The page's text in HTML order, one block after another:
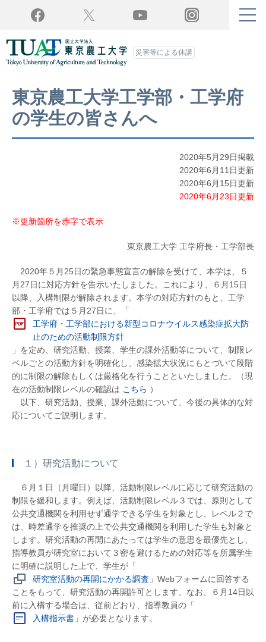
Facebook YouTube Instagram
災害等による休講
東京農工大学工学部・工学府
の学生の皆さんへ
2020年5月29日掲載
2020年6月11日更新
2020年6月15日更新
2020年6月23日更新
※更新箇所を赤字で表示
東京農工大学 工学府長・工学部長
2020年５月25日の緊急事態宣言の解除を受けて、本学は、５
月27日に対応方針を告示いたしました。これにより、６月15日
以降、入構制限が解除されます。本学の対応方針のもと、工学
部・工学府では５月27日に、「
工学府・工学部における新型コロナウイルス感染症拡大防
止のための活動制限方針
」を定め、研究活動、授業、学生の課外活動等について、制限レ
ベルごとの活動方針を明確化し、感染拡大状況にもとづいて段階
的に制限の解除もしくは厳格化を行うことといたしました。（現
在の活動制限レベルの確認は こちら ）
以下、研究活動、授業、課外活動について、今後の具体的な対
応についてご説明します。
１）研究活動について
６月１日（月曜日）以降、活動制限レベルに応じて研究活動の
制限を緩和します。例えば、活動制限レベル３では、原則として
公共交通機関を利用せず通学できる学生を対象とし、レベル２で
は、時差通学を推奨の上で公共交通機関を利用した学生も対象と
します。研究活動の再開にあたっては学生の意思を最優先とし、
指導教員が研究室において３密を避けるための対応等を所属学生
に明確に説明した上で、学生が「
研究室活動の再開にかかる調査 」Webフォームに回答する
ことをもって、研究活動の再開許可とします。なお、６月14日以
前に入構する場合は、従前どおり、指導教員の「
入構指示書 」が必要となります。